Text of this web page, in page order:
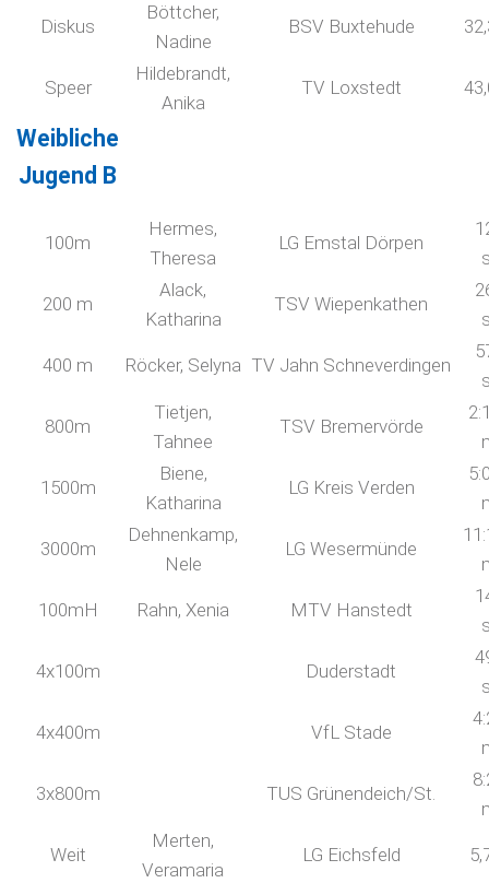
Diskus
Böttcher,
Nadine
BSV Buxtehude
Speer
Hildebrandt,
Anika
TV Loxstedt
Weibliche
Jugend B
100m
Hermes,
Theresa
LG Emstal Dörpen
200 m
Alack,
Katharina
TSV Wiepenkathen
400 m Röcker, Selyna TV Jahn Schneverdingen
800m
Tietjen,
Tahnee
TSV Bremervörde
1500m
Biene,
Katharina
LG Kreis Verden
3000m
Dehnenkamp,
Nele
LG Wesermünde
100mH Rahn, Xenia MTV Hanstedt
4x100m Duderstadt
4x400m VfL Stade
3x800m TUS Grünendeich/St.
Weit
Merten,
Veramaria
LG Eichsfeld